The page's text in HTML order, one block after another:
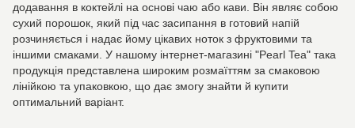
додавання в коктейлі на основі чаю або кави. Він являє собою
сухий порошок, який під час засипання в готовий напій
розчиняється і надає йому цікавих ноток з фруктовими та
іншими смаками. У нашому інтернет-магазині "Pearl Tea" така
продукція представлена широким розмаїттям за смаковою
лінійкою та упаковкою, що дає змогу знайти й купити
оптимальний варіант.